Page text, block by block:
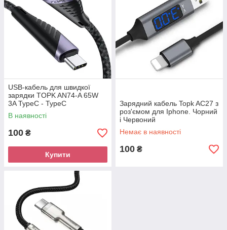
USB-кабель для швидкої
зарядки TOPK AN74-A 65W
3A TypeC - TypeC
В наявності
100 ₴
Купити
Зарядний кабель Topk AC27 з
роз'ємом для Iphone. Чорний
і Червоний
Немає в наявності
100 ₴